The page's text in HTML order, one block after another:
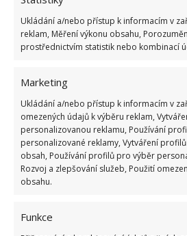
Ukládání a/nebo přístup k informacím v
reklam, Měření výkonu obsahu,
prostřednictvím statistik nebo kombinací
Marketing
Ukládání a/nebo přístup k informacím v
omezených údajů k výběru reklam,
personalizovanou reklamu, Používání
personalizované reklamy, Vytváření
obsah, Používání profilů pro výběr
Rozvoj a zlepšování služeb, Použití
obsahu.
Funkce
zalévání. Mech nesnáší chlor,
tvar. Kokedamu položte na pár
filtrované vody, nechte okapat a
příliš nasáklá vodou. Hnojivo
ročně.
Obrázky: revistaurbanstyle,